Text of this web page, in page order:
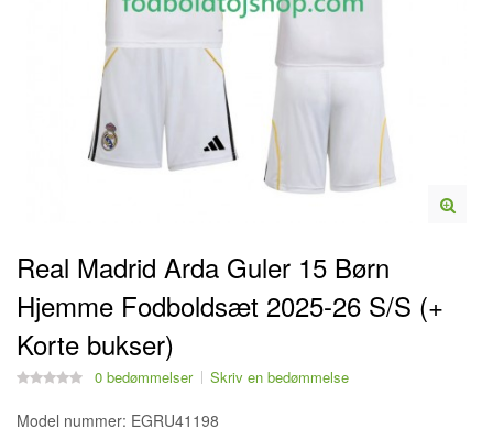
Real Madrid Arda Guler 15 Børn
Hjemme Fodboldsæt 2025-26 S/S (+
Korte bukser)
0 bedømmelser Skriv en bedømmelse
Model nummer: EGRU41198